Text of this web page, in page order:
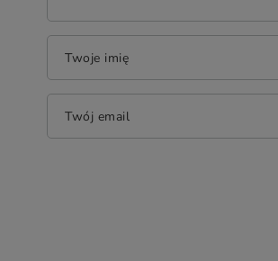
Twoje imię
Twój email